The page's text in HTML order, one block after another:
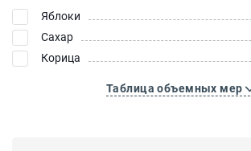
Яблоки
Сахар
Корица
Таблица объемных мер